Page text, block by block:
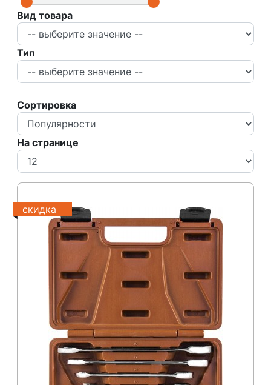
Вид товара
Тип
Сортировка
На странице
скидка